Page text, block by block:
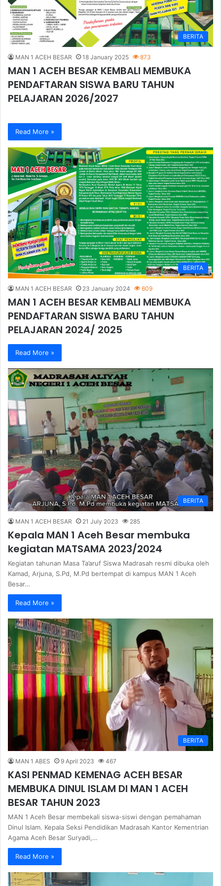
BERITA
MAN 1 ACEH BESAR 18 January 2025 873
MAN 1 ACEH BESAR KEMBALI MEMBUKA
PENDAFTARAN SISWA BARU TAHUN
PELAJARAN 2026/2027
Read More »
BERITA
MAN 1 ACEH BESAR 23 January 2024 609
MAN 1 ACEH BESAR KEMBALI MEMBUKA
PENDAFTARAN SISWA BARU TAHUN
PELAJARAN 2024/ 2025
Read More »
BERITA
MAN 1 ACEH BESAR 21 July 2023 285
Kepala MAN 1 Aceh Besar membuka
kegiatan MATSAMA 2023/2024
Kegiatan tahunan Masa Ta’aruf Siswa Madrasah resmi dibuka oleh
Kamad, Arjuna, S.Pd, M.Pd bertempat di kampus MAN 1 Aceh
Besar…
Read More »
BERITA
MAN 1 ABES 9 April 2023 467
KASI PENMAD KEMENAG ACEH BESAR
MEMBUKA DINUL ISLAM DI MAN 1 ACEH
BESAR TAHUN 2023
MAN 1 Aceh Besar membekali siswa-siswi dengan pemahaman
Dinul Islam. Kepala Seksi Pendidikan Madrasah Kantor Kementrian
Agama Aceh Besar Suryadi,…
Read More »